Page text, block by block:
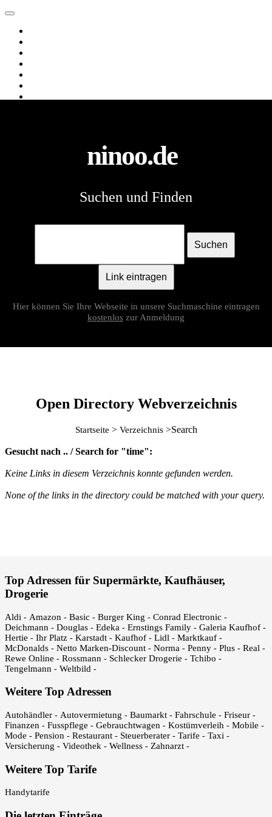
ninoo.de
Suchen und Finden
Suchen
Link eintragen
Hier können Sie Ihre Webseite in unsere Suchmaschine eintragen
kostenlos zur Anmeldung
Open Directory Webverzeichnis
Startseite > Verzeichnis>Search
Gesucht nach .. / Search for "time":
Keine Links in diesem Verzeichnis konnte gefunden werden.
None of the links in the directory could be matched with your query.
Top Adressen für Supermärkte, Kaufhäuser,
Drogerie
Aldi - Amazon - Basic - Burger King - Conrad Electronic -
Deichmann - Douglas - Edeka - Ernstings Family - Galeria Kaufhof -
Hertie - Ihr Platz - Karstadt - Kaufhof - Lidl - Marktkauf -
McDonalds - Netto Marken-Discount - Norma - Penny - Plus - Real -
Rewe Online - Rossmann - Schlecker Drogerie - Tchibo -
Tengelmann - Weltbild -
Weitere Top Adressen
Autohändler - Autovermietung - Baumarkt - Fahrschule - Friseur -
Finanzen - Fusspflege - Gebrauchtwagen - Kostümverleih - Mobile -
Mode - Pension - Restaurant - Steuerberater - Tarife - Taxi -
Versicherung - Videothek - Wellness - Zahnarzt -
Weitere Top Tarife
Handytarife